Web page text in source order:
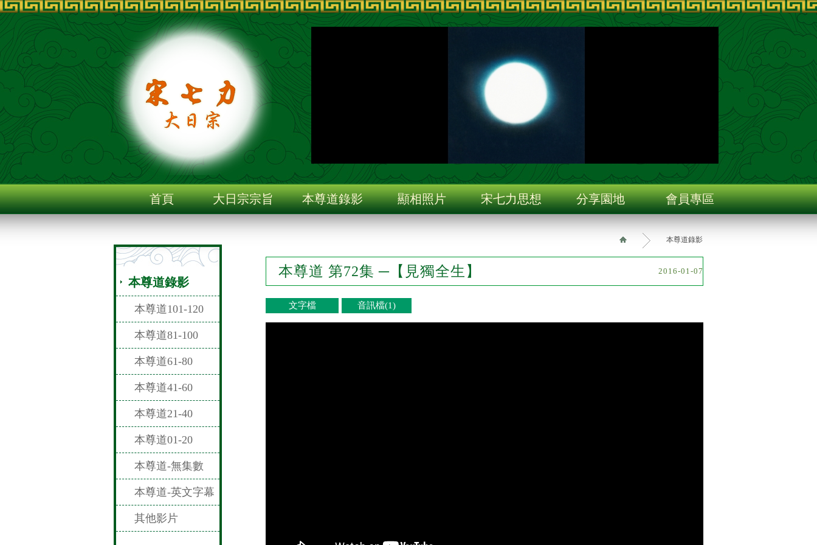
首頁 大日宗宗旨 本尊道錄影 顯相照片 宋七力思想 分享園地 會員專區
聯絡我們
本尊道錄影
本尊道101-120
本尊道81-100
本尊道61-80
本尊道41-60
本尊道21-40
本尊道01-20
本尊道-無集數
本尊道-英文字幕
其他影片
本尊道錄影
2016-01-07
本尊道 第72集 ─【見獨全生】
文字檔 音訊檔(1)